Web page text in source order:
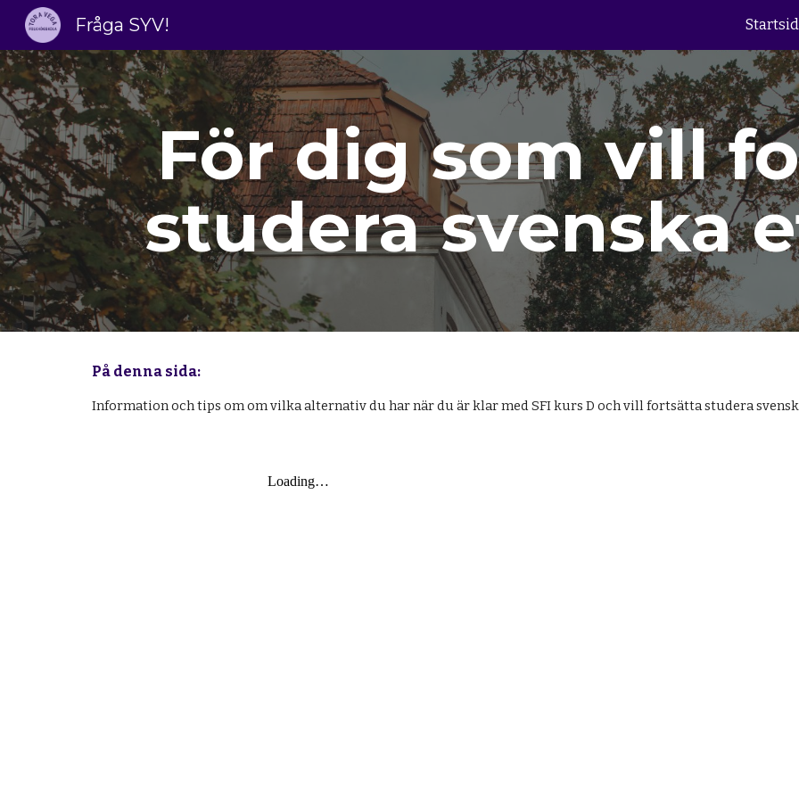
Skip to
Fråga SYV!
För dig som vill
studera svenska
På denna sida:
Information och tips om om vilka alternativ du har när du är klar med SFI kurs D och vill fortsätta studera